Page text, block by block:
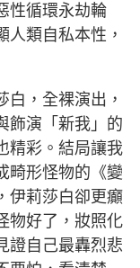
性循環永劫輪
人類自私本性，
白，全裸演出，
飾演「新我」的
精彩。結局讓我
畸形怪物的《變
伊莉莎白卻更癲
物好了，妝照化
證自己最轟烈悲